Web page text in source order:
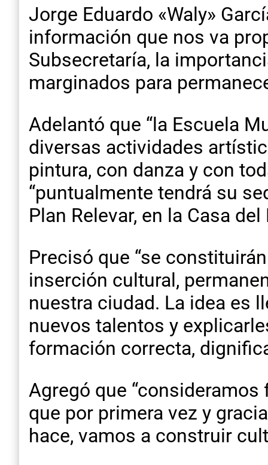
Jorge Eduardo «Waly»
información que nos va
Subsecretaría, la
marginados para
Adelantó que “la Escuela
diversas actividades
pintura, con danza y con
“puntualmente tendrá su
Plan Relevar, en la Casa
Precisó que “se
inserción cultural,
nuestra ciudad. La idea es
nuevos talentos y
formación correcta,
Agregó que
que por primera vez y
hace, vamos a construir